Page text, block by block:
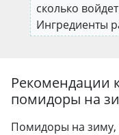
сколько
Ингредиенты
Рекомендации
помидоры на
Помидоры на зиму,